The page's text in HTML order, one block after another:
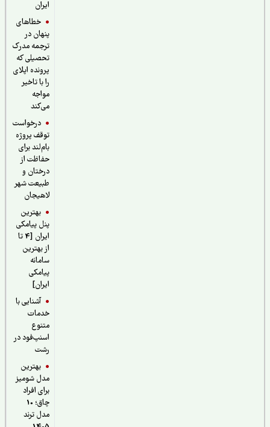
خطاهای
پنهان در
ترجمه مدرک
تحصیلی که
پرونده اپلای
را با تاخیر
درخواست
توقف پروژه
بام‌لند برای
حفاظت از
درختان و
طبیعت شهر
لاهیجان
بهترین
پنل پیامکی
ایران [4 تا
از بهترین
سامانه
پیامکی
آشنایی با
خدمات
اسنپ‌فود در
بهترین
مدل شومیز
برای افراد
چاق؛ 10
مدل ترند